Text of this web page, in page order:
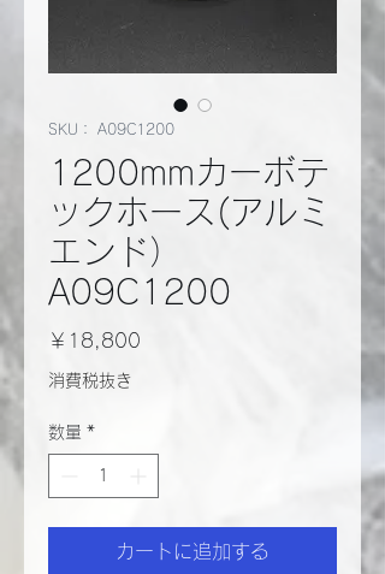
SKU： A09C1200
1200mmカーボテ
ックホース(アルミ
エンド）
A09C1200
￥18,800
消費税抜き
数量 *
カートに追加する